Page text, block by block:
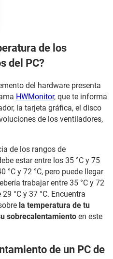
de los
del PC?
del hardware presenta
HWMonitor, que te informa
la tarjeta gráfica, el disco
de los ventiladores,
de los rangos de
estar entre los 35 °C y 75
°C y 72 °C, pero puede llegar
trabajar entre 35 °C y 72
°C y 37 °C. Encuentra
la temperatura de tu
sobrecalentamiento en este
de un PC de